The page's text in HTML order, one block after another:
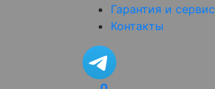
Гарантия и сервис
Контакты